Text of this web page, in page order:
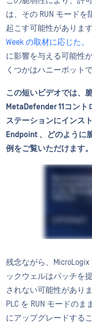
は、その RUN モード
起こす可能性があります
Week の取材に応じた。
に影響を与える可能性
くつかはハニーポット
この短いビデオでは、
MetaDefender 11コン
ステーションにインス
Endpoint 、どのように
例をご覧いただけます。
残念ながら、MicroLogix
ックウェルはパッチを
されない可能性があり
PLC を RUN モードの
にアップグレードする